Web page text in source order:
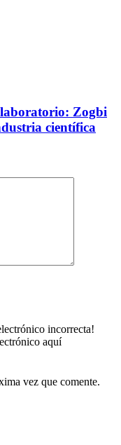
Zogbi
científica
incorrecta!
aquí
vez que comente.